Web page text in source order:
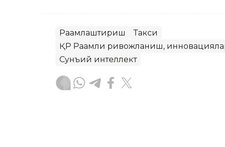
Рақамлаштириш
Такси
ҚР Рақамли ривожланиш,
Сунъий интеллект